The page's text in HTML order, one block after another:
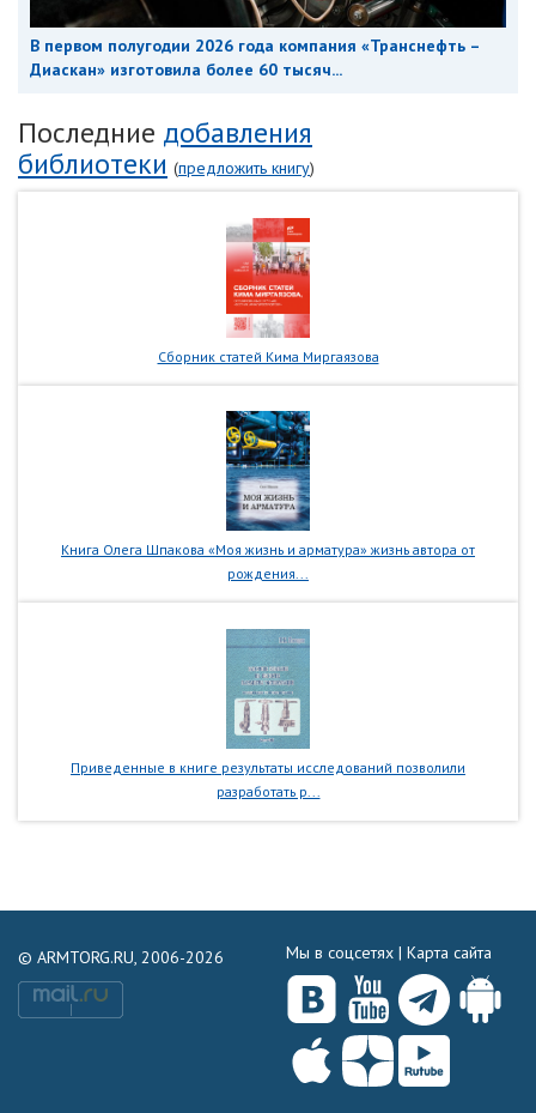
В первом полугодии 2026 года компания «Транснефть –
Диаскан» изготовила более 60 тысяч...
Последние добавления
библиотеки (предложить книгу)
Сборник статей Кима Миргаязова
Книга Олега Шпакова «Моя жизнь и арматура» жизнь автора от
рождения...
Приведенные в книге результаты исследований позволили
разработать р...
© ARMTORG.RU, 2006-2026 Мы в соцсетях | Карта сайта